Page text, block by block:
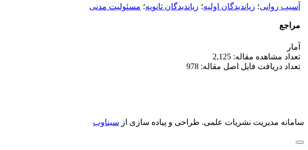
آسیب روانی؛ زیان‏دیدگان اولیه؛ زیان‏دیدگان ثانویه؛ مسئولیت مدنی
مراجع
آمار
تعداد مشاهده مقاله: 2,125
تعداد دریافت فایل اصل مقاله: 978
سامانه مدیریت نشریات علمی. طراحی و پیاده سازی از سیناوب